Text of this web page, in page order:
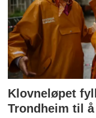
Klovneløpet
Trondheim til